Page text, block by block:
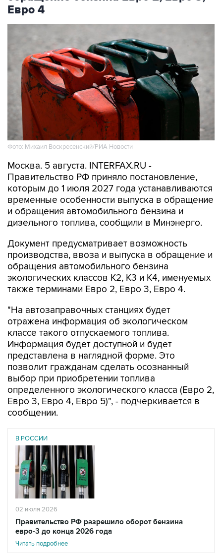
Фото: Михаил Воскресенский/РИА Новости
Москва. 5 августа. INTERFAX.RU -
которым до 1 июля 2027 года устанавливаются
временные особенности выпуска в обращение
и обращения автомобильного бензина и
дизельного топлива, сообщили в Минэнерго.
Документ предусматривает возможность
обращения автомобильного бензина
экологических классов К2, К3 и К4, именуемых
также терминами Евро 2, Евро 3, Евро 4.
"На автозаправочных станциях будет
классе такого отпускаемого топлива.
Информация будет доступной и будет
представлена в наглядной форме. Это
позволит гражданам сделать осознанный
выбор при приобретении топлива
определенного экологического класса (Евро 2,
Евро 3, Евро 4, Евро 5)", - подчеркивается в
сообщении.
В РОССИИ
02 июля 2026
Правительство РФ разрешило оборот бензина
евро-3 до конца 2026 года
Читать подробнее
"Постановлением также признается